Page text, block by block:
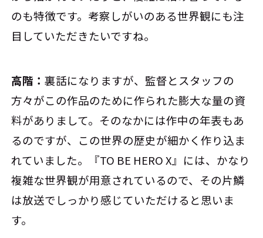
のも特徴です。考察しがいのある世界観にも注
目していただきたいですね。
高階：裏話になりますが、監督とスタッフの
方々がこの作品のために作られた膨大な量の資
料がありまして。そのなかには作中の年表もあ
るのですが、この世界の歴史が細かく作り込ま
れていました。『TO BE HERO X』には、かなり
複雑な世界観が用意されているので、その片鱗
は放送でしっかり感じていただけると思いま
す。